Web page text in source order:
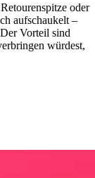
oder
aufschaukelt –
Vorteil sind
würdest,